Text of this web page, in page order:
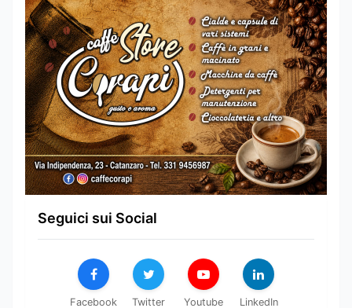
Seguici sui Social
Facebook Twitter Youtube LinkedIn